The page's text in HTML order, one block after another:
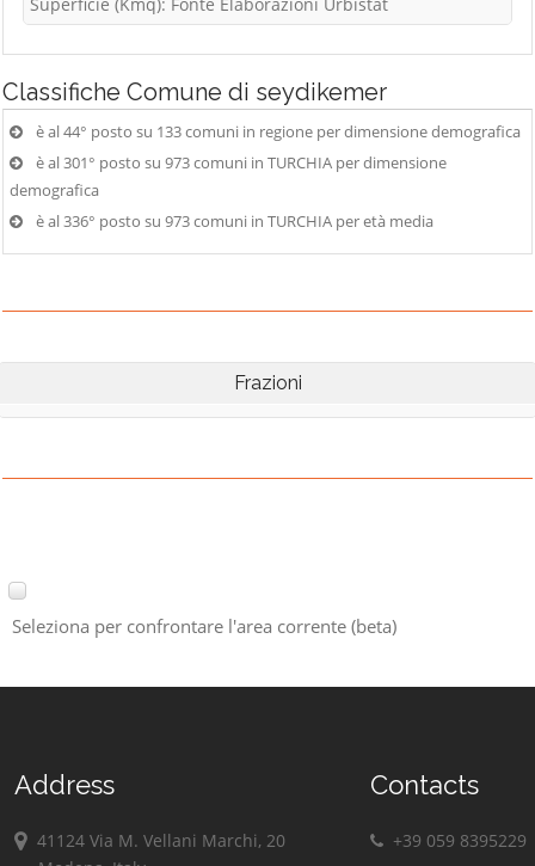
Classifiche Comune di seydikemer
è al 44° posto su 133 comuni in regione per dimensione demografica
è al 301° posto su 973 comuni in TURCHIA per dimensione
demografica
è al 336° posto su 973 comuni in TURCHIA per età media
Frazioni
Seleziona per confrontare l'area corrente (beta)
Address
41124 Via M. Vellani Marchi, 20
Contacts
+39 059 8395229